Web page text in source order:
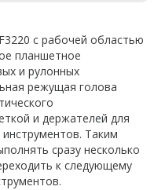
с рабочей областью
планшетное
и рулонных
режущая голова
и держателей для
Таким
сразу несколько
к следующему